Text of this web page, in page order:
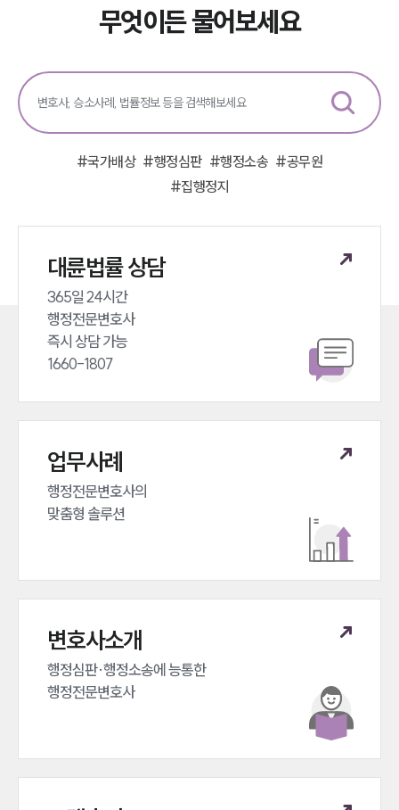
무엇이든 물어보세요
#국가배상 #행정심판 #행정소송 #공무원
#집행정지
대륜법률 상담
365일 24시간
행정전문변호사
즉시 상담 가능
1660-1807
업무사례
행정전문변호사의
맞춤형 솔루션
변호사소개
행정심판·행정소송에 능통한
행정전문변호사